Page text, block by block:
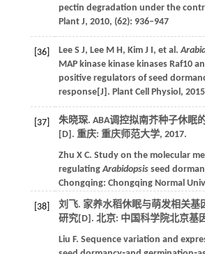
pectin degradation under the
Plant J, 2010, (62): 936–947
[36] Lee S J, Lee M H, Kim J I, et al.
MAP kinase kinase kinases Raf10
positive regulators of seed
response[J]. Plant Cell Physiol, 2015
[37]
朱晓琛. ABA调控拟南芥种子休眠
[D]. 重庆: 重庆师范大学, 2017.
Zhu X C. Study on the molecular
regulatingArabidopsisseed
Chongqing: Chongqing Normal
[38]
刘飞. 家养水稻休眠与萌发相关基
研究[D]. 北京: 中国科学院北京基
Liu F. Sequence variation and